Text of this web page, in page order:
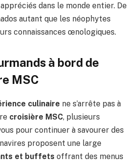
dans le monde entier. De
autant que les néophytes
connaissances œnologiques.
à bord de
MSC
culinaire ne s’arrête pas à
croisière MSC, plusieurs
pour continuer à savourer des
proposent une large
et buffets offrant des menus